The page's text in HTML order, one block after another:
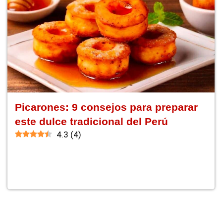
Picarones: 9 consejos para preparar
este dulce tradicional del Perú
4.3 (4)